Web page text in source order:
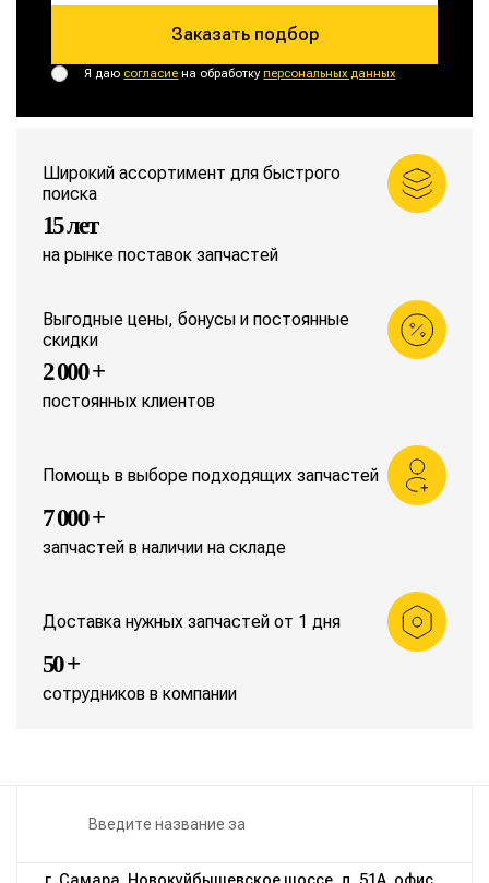
Заказать подбор
Я даю согласие на обработкуперсональных данных
Широкий ассортимент для быстрого
поиска
15 лет
на рынке поставок запчастей
Выгодные цены, бонусы и постоянные
скидки
2 000 +
постоянных клиентов
Помощь в выборе подходящих запчастей
7 000 +
запчастей в наличии на складе
Доставка нужных запчастей от 1 дня
50 +
сотрудников в компании